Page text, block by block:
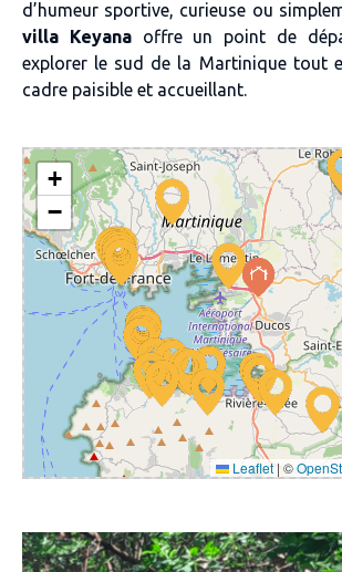
d’humeur sportive, curieuse ou
villa Keyana offre un point de
explorer le sud de la Martinique tout
cadre paisible et accueillant.
+
−
Leaflet | ©